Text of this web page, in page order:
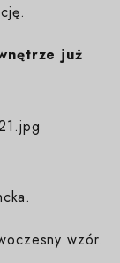
już
wzór.